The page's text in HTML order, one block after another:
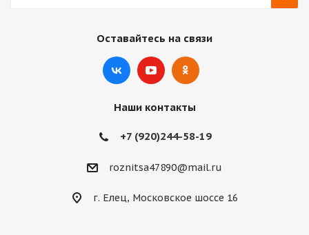
Оставайтесь на связи
Наши контакты
+7 (920)244-58-19
roznitsa47890@mail.ru
г. Елец, Московское шоссе 16